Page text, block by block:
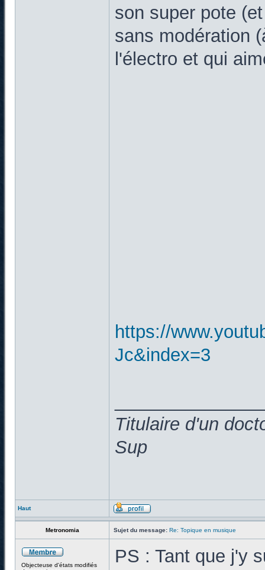
son super pote
sans modération
l'électro et qui
https://
Jc&index=3
Titulaire d'un
Sup
Haut
Metronomia Sujet du message: Re: Topique en musique
Objecteuse d'états modifiés
PS : Tant que j'y